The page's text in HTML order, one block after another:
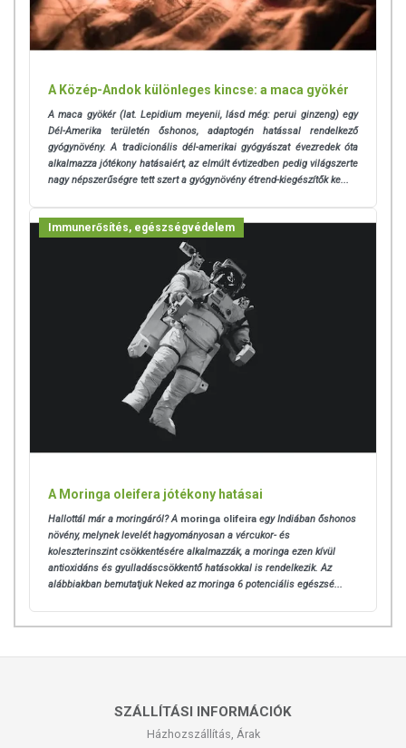
A Közép-Andok különleges kincse: a maca gyökér
A maca gyökér (lat. Lepidium meyenii, lásd még: perui ginzeng) egy
Dél-Amerika területén őshonos, adaptogén hatással rendelkező
gyógynövény. A tradicionális dél-amerikai gyógyászat évezredek óta
alkalmazza jótékony hatásaiért, az elmúlt évtizedben pedig világszerte
nagy népszerűségre tett szert a gyógynövény étrend-kiegészítők ke...
Immunerősítés, egészségvédelem
A Moringa oleifera jótékony hatásai
Hallottál már a moringáról? A moringa olifeira egy Indiában őshonos
növény, melynek levelét hagyományosan a vércukor- és
koleszterinszint csökkentésére alkalmazzák, a moringa ezen kívül
antioxidáns és gyulladáscsökkentő hatásokkal is rendelkezik. Az
alábbiakban bemutatjuk Neked az moringa 6 potenciális egészsé...
SZÁLLÍTÁSI INFORMÁCIÓK
Házhozszállítás, Árak